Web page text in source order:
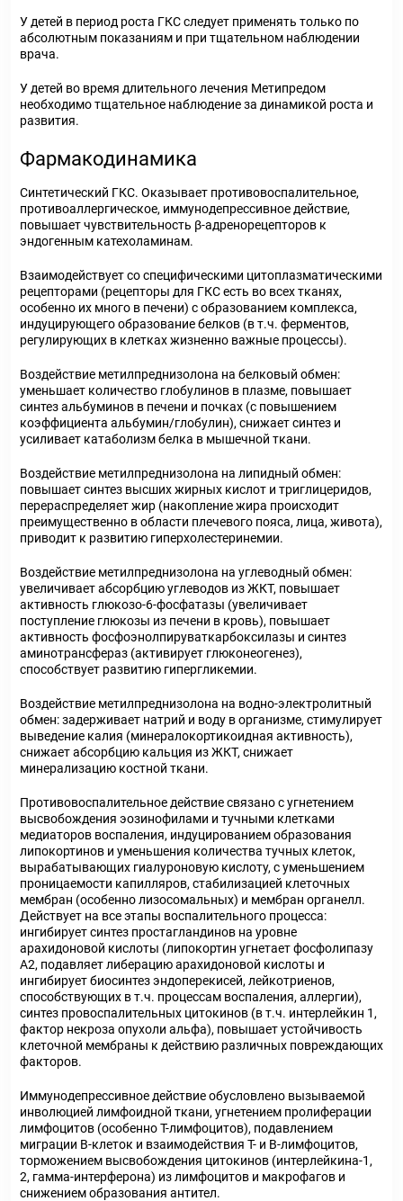
У детей в период роста ГКС следует применять только по
абсолютным показаниям и при тщательном наблюдении
врача.
У детей во время длительного лечения Метипредом
необходимо тщательное наблюдение за динамикой роста и
развития.
Фармакодинамика
Синтетический ГКС. Оказывает противовоспалительное,
противоаллергическое, иммунодепрессивное действие,
повышает чувствительность β-адренорецепторов к
эндогенным катехоламинам.
Взаимодействует со специфическими цитоплазматическими
рецепторами (рецепторы для ГКС есть во всех тканях,
особенно их много в печени) с образованием комплекса,
индуцирующего образование белков (в т.ч. ферментов,
регулирующих в клетках жизненно важные процессы).
Воздействие метилпреднизолона на белковый обмен:
уменьшает количество глобулинов в плазме, повышает
синтез альбуминов в печени и почках (с повышением
коэффициента альбумин/глобулин), снижает синтез и
усиливает катаболизм белка в мышечной ткани.
Воздействие метилпреднизолона на липидный обмен:
повышает синтез высших жирных кислот и триглицеридов,
перераспределяет жир (накопление жира происходит
преимущественно в области плечевого пояса, лица, живота),
приводит к развитию гиперхолестеринемии.
Воздействие метилпреднизолона на углеводный обмен:
увеличивает абсорбцию углеводов из ЖКТ, повышает
активность глюкозо-6-фосфатазы (увеличивает
поступление глюкозы из печени в кровь), повышает
активность фосфоэнолпируваткарбоксилазы и синтез
аминотрансфераз (активирует глюконеогенез),
способствует развитию гипергликемии.
Воздействие метилпреднизолона на водно-электролитный
обмен: задерживает натрий и воду в организме, стимулирует
выведение калия (минералокортикоидная активность),
снижает абсорбцию кальция из ЖКТ, снижает
минерализацию костной ткани.
Противовоспалительное действие связано с угнетением
высвобождения эозинофилами и тучными клетками
медиаторов воспаления, индуцированием образования
липокортинов и уменьшения количества тучных клеток,
вырабатывающих гиалуроновую кислоту, с уменьшением
проницаемости капилляров, стабилизацией клеточных
мембран (особенно лизосомальных) и мембран органелл.
Действует на все этапы воспалительного процесса:
ингибирует синтез простагландинов на уровне
арахидоновой кислоты (липокортин угнетает фосфолипазу
А2, подавляет либерацию арахидоновой кислоты и
ингибирует биосинтез эндоперекисей, лейкотриенов,
способствующих в т.ч. процессам воспаления, аллергии),
синтез провоспалительных цитокинов (в т.ч. интерлейкин 1,
фактор некроза опухоли альфа), повышает устойчивость
клеточной мембраны к действию различных повреждающих
факторов.
Иммунодепрессивное действие обусловлено вызываемой
инволюцией лимфоидной ткани, угнетением пролиферации
лимфоцитов (особенно Т-лимфоцитов), подавлением
миграции В-клеток и взаимодействия Т- и В-лимфоцитов,
торможением высвобождения цитокинов (интерлейкина-1,
2, гамма-интерферона) из лимфоцитов и макрофагов и
снижением образования антител.